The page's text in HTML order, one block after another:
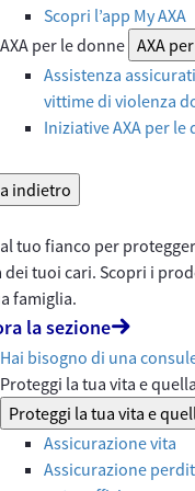
Scopri l’app My AXA
AXA per le donne AXA
Assistenza
vittime di violenza
Iniziative AXA per le
indietro
al tuo fianco per
dei tuoi cari. Scopri i
famiglia.
la sezione
Hai bisogno di una
Proteggi la tua vita e
Proteggi la tua vita e
Assicurazione vita
Assicurazione